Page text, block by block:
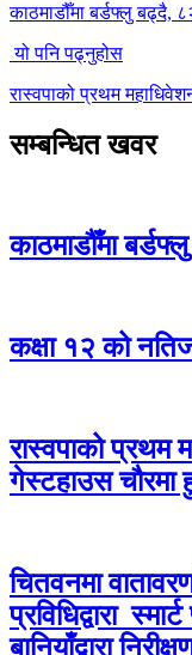
काठमाडौँमा बर्डफ्लु बढ्दै,
यो पनि पढ्नुहोस
रास्वपाको प्रथम
सम्बन्धित खवर
काठमाडौँमा
कक्षा १२ को
रास्वपाको प्रथम
गेस्टहाउस चौरमा
चितवनमा
प्रविधिद्वारा
बानियाँद्वारा